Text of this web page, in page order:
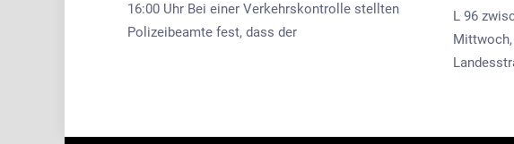
16:00 Uhr Bei einer Verkehrskontrolle stellten
Polizeibeamte fest, dass der
L 96
Mittwoch,